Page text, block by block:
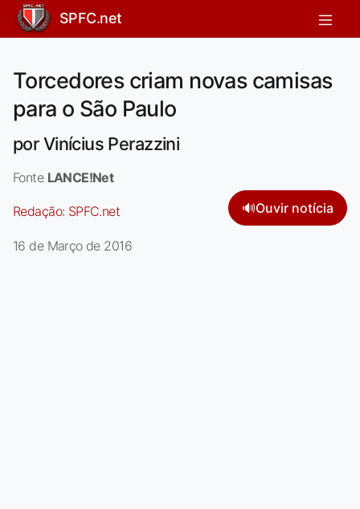
SPFC.net
Torcedores criam novas camisas
para o São Paulo
por Vinícius Perazzini
Fonte LANCE!Net
Redação: SPFC.net 🔊Ouvir notícia
16 de Março de 2016